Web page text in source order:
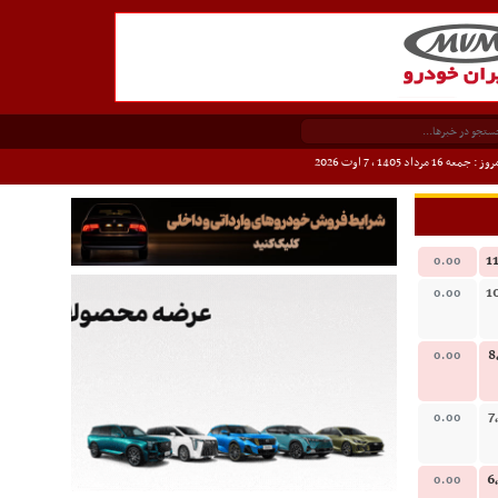
: جمعه 16 مرداد 1405 ، 7 اوت 2026
0.00
0.00
0.00
0.00
0.00